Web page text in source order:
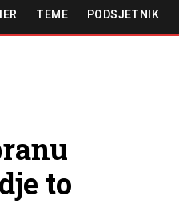
TEME PODSJETNIK
to